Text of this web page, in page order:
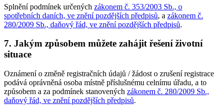
Splnění podmínek určených zákonem č. 353/2003 Sb., o
spotřebních daních, ve znění pozdějších předpisů, a zákonem č.
280/2009 Sb., daňový řád, ve znění pozdějších předpisů.
7. Jakým způsobem můžete zahájit řešení životní
situace
Oznámení o změně registračních údajů / žádost o zrušení registrace
podává oprávněná osoba místně příslušnému celnímu úřadu, a to
způsobem a za podmínek stanovených zákonem č. 280/2009 Sb.,
daňový řád, ve znění pozdějších předpisů.